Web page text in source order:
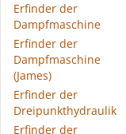
Erfinder der
Dampfmaschine
Erfinder der
Dampfmaschine
(James)
Erfinder der
Dreipunkthydraulik
Erfinder der